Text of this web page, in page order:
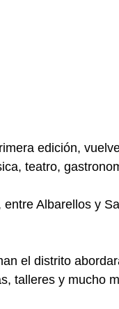
edición,
teatro,
Albarellos y
el distrito
talleres y mucho